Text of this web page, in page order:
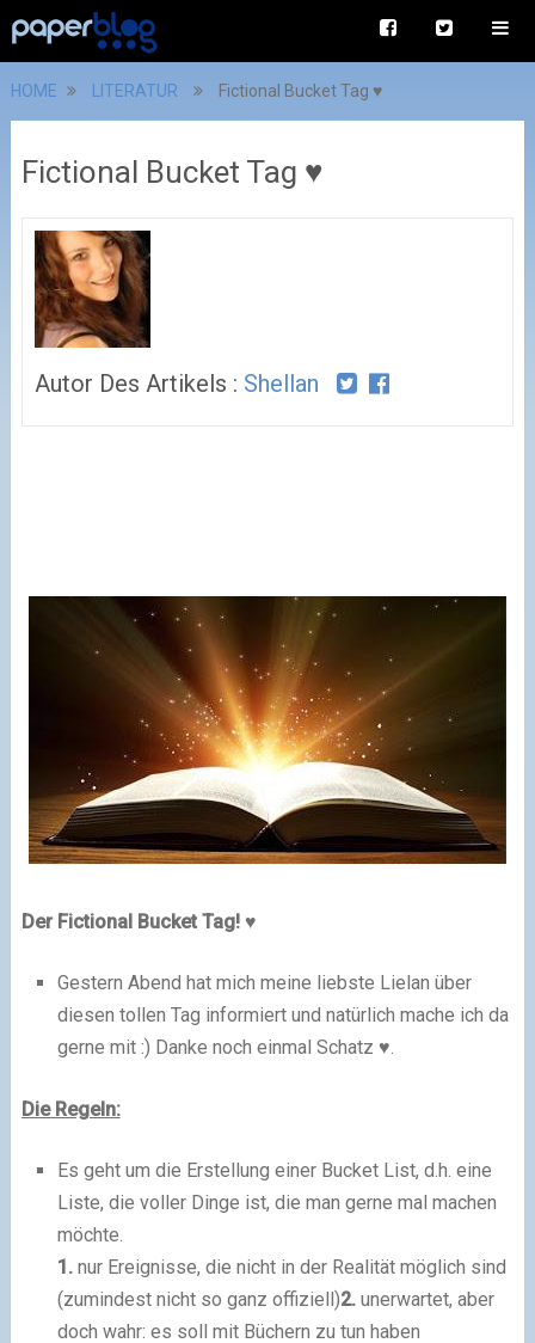
HOME LITERATUR Fictional Bucket Tag ♥
Fictional Bucket Tag ♥
Autor Des Artikels : Shellan
Der Fictional Bucket Tag! ♥
Gestern Abend hat mich meine liebste Lielan über
diesen tollen Tag informiert und natürlich mache ich da
gerne mit :) Danke noch einmal Schatz ♥.
Die Regeln:
Es geht um die Erstellung einer Bucket List, d.h. eine
Liste, die voller Dinge ist, die man gerne mal machen
möchte.
1. nur Ereignisse, die nicht in der Realität möglich sind
(zumindest nicht so ganz offiziell)2. unerwartet, aber
doch wahr: es soll mit Büchern zu tun haben